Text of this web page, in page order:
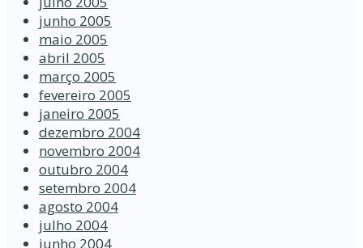
junho 2005
maio 2005
abril 2005
março 2005
fevereiro 2005
janeiro 2005
dezembro 2004
novembro 2004
outubro 2004
setembro 2004
agosto 2004
julho 2004
junho 2004